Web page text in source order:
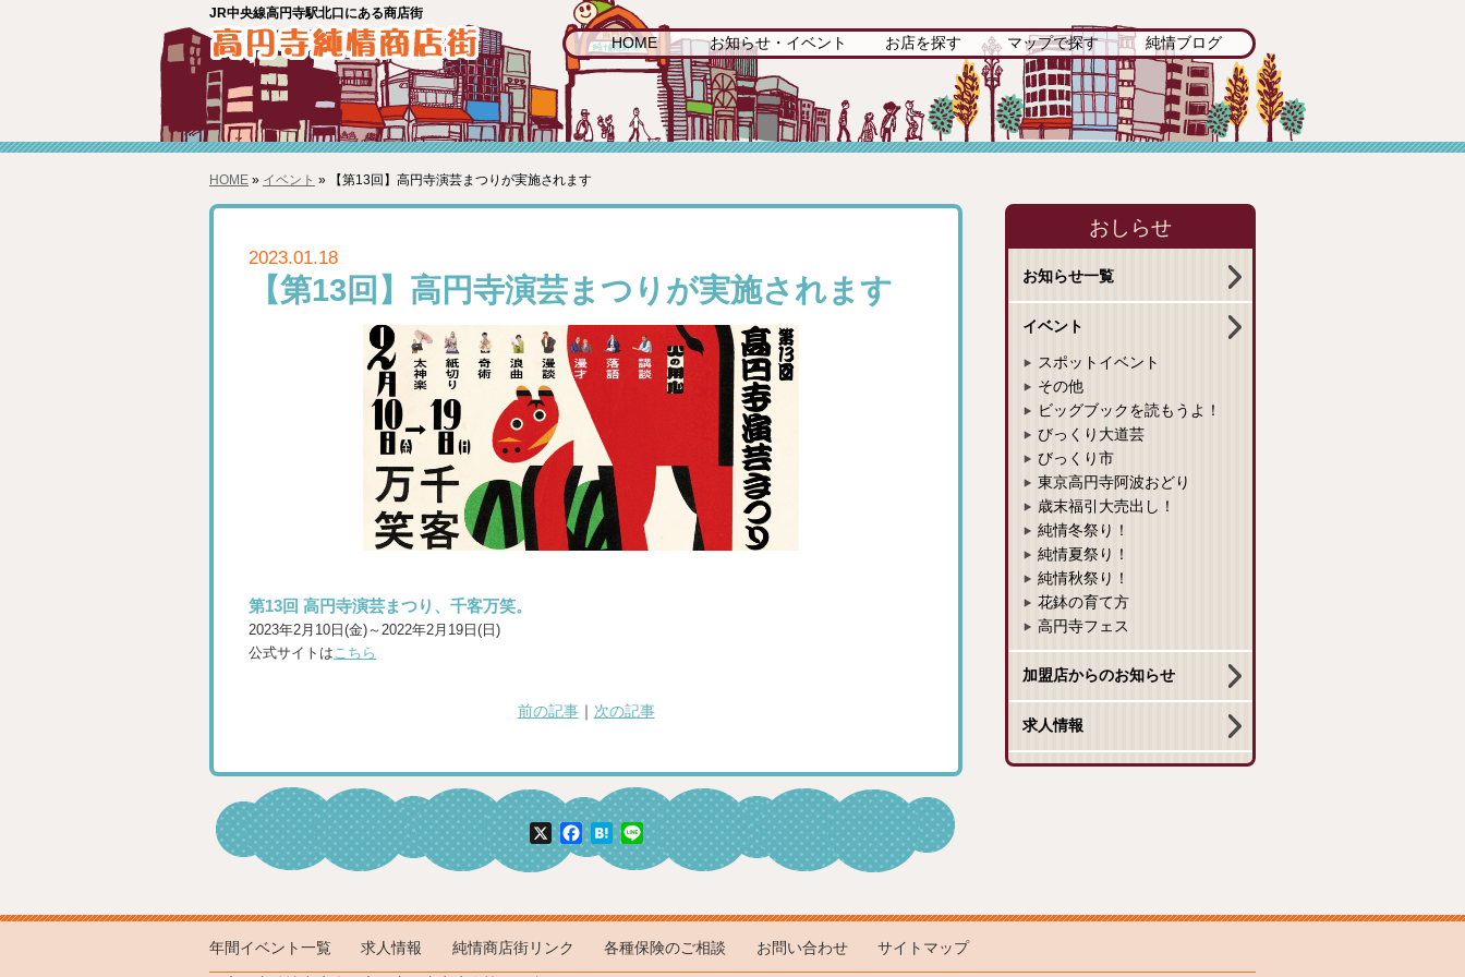
JR中央線高円寺駅北口にある商店街
HOME お知らせ・イベント お店を探す マップで探す 純情ブログ
HOME» イベント » 【第13回】高円寺演芸まつりが実施されます
2023.01.18
【第13回】高円寺演芸まつりが実施されます
第13回 高円寺演芸まつり、千客万笑。
2023年2月10日(金)～2022年2月19日(日)
公式サイトは こちら
前の記事｜ 次の記事
X Facebook
Hatena
Line
おしらせ
お知らせ一覧
イベント
スポットイベント
その他
ビッグブックを読もうよ！
びっくり大道芸
びっくり市
東京高円寺阿波おどり
歳末福引大売出し！
純情冬祭り！
純情夏祭り！
純情秋祭り！
花鉢の育て方
高円寺フェス
加盟店からのお知らせ
求人情報
年間イベント一覧 求人情報 純情商店街リンク 各種保険のご相談 お問い合わせ サイトマップ